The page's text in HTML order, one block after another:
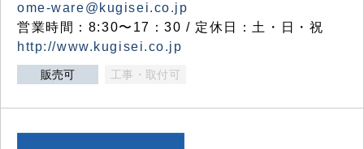
ome-ware@kugisei.co.jp
営業時間：8:30〜17：30 / 定休日：土・日・祝
http://www.kugisei.co.jp
販売可 工事・取付可